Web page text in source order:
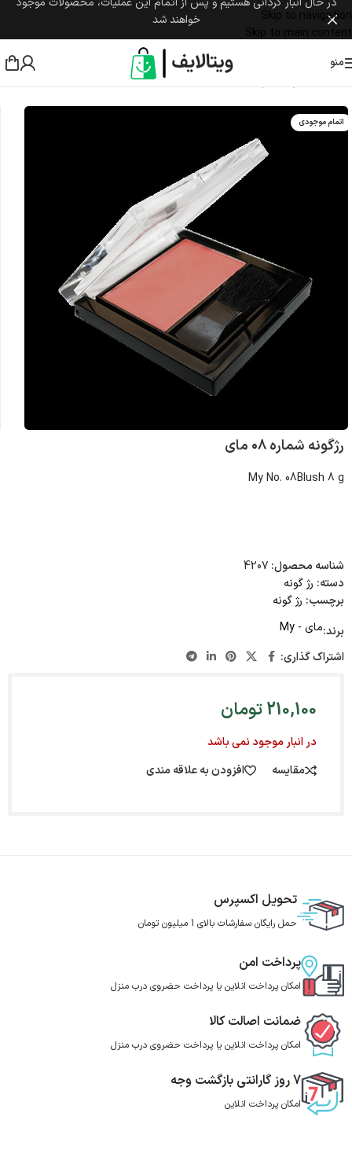
Skip to navigation
Skip to main content
خواهند شد
منو
اتمام موجودی
رژگونه شماره ۰۸ مای
My No. 08Blush 8 g
شناسه محصول: 4207
دسته: رژ گونه
برچسب: رژ گونه
برند:مای - My
اشتراک گذاری:
210,100تومان
در انبار موجود نمی باشد
مقایسه
افزودن به علاقه مندی
تحویل اکسپرس
حمل رایگان سفارشات بالای 1 میلیون تومان
پرداخت امن
امکان پرداخت انلاین یا پرداخت حضروی درب منزل
ضمانت اصالت کالا
امکان پرداخت انلاین یا پرداخت حضروی درب منزل
7 روز گارانتی بازگشت وجه
امکان پرداخت انلاین